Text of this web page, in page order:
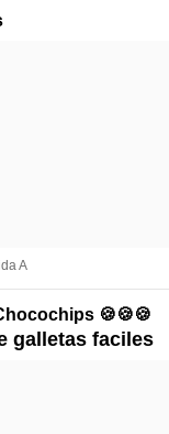
A
🍪🍪🍪
galletas faciles